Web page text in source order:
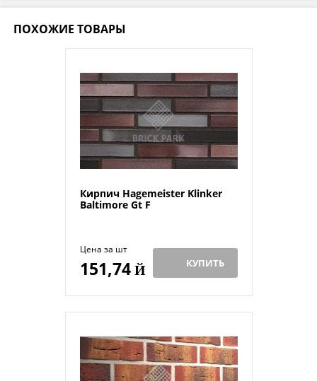
ПОХОЖИЕ ТОВАРЫ
Кирпич Hagemeister Klinker
Baltimore Gt F
Цена за шт
151,74Й КУПИТЬ